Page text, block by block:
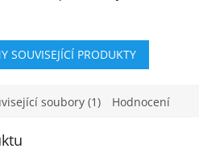
SOUVISEJÍCÍ PRODUKTY
soubory (1) Hodnocení